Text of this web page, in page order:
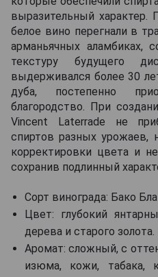
выразительный характер.
белое вино перегнали в
арманьячных аламбиках,
текстуру будущего
выдерживался более 30
дуба, постепенно
благородство. При
Vincent Laterrade не
спиртов разных урожаев,
корректировки цвета и
сохранив подлинный
Сорт винограда: Бако
Цвет: глубокий
дерева и старого золота.
Аромат: сложный, с
изюма, кожи, табака,